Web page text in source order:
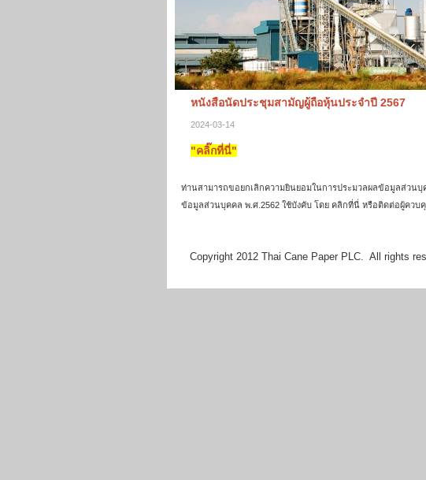
หนังสือนัดประชุมสามัญผู้ถือหุ้นประจำปี 2567
2024-03-14
"คลิ๊กที่นี่"
ท่านสามารถขอยกเลิกความยินยอมในการประมวลผลข้อมูลส่วน
ข้อมูลส่วนบุคคล พ.ศ.2562 ใช้บังคับ โดย คลิกที่นี่ หรือติดต่อผู้ควบ
Copyright 2012 Thai Cane Paper PLC. All rights